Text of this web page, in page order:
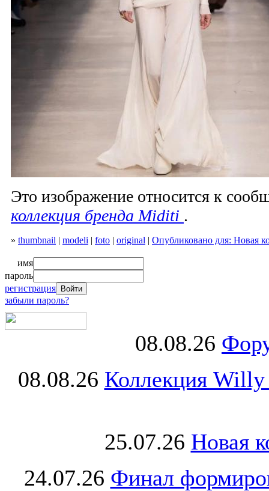
Это изображение относится к
коллекция бренда Miditi .
» thumbnail | modeli | foto | original | Опубликовано для: Новая
имя
пароль
регистрация
забыли пароль?
08.08.26
08.08.26 Коллекция Willy
25.07.26 Новая
24.07.26 Финал